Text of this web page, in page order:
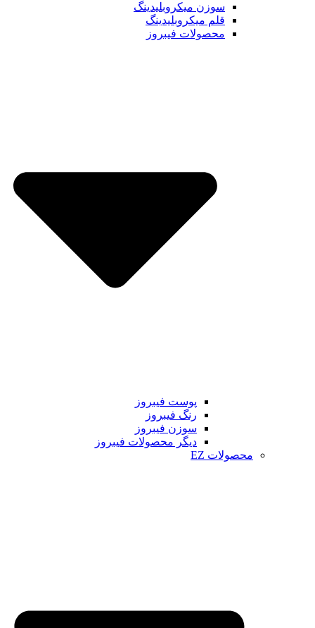
سوزن میکروبلیدینگ
قلم میکروبلیدینگ
محصولات فیبروز
پوست فیبروز
رنگ فیبروز
سوزن فیبروز
دیگر محصولات فیبروز
محصولات EZ